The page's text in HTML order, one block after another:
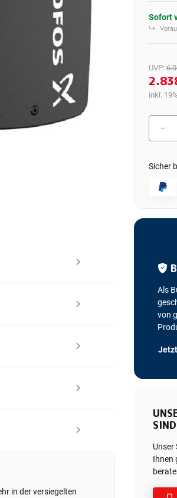
Sofort
UVP:
inkl.
Sicher
Als
von
Unser
Ihnen
in der versiegelten